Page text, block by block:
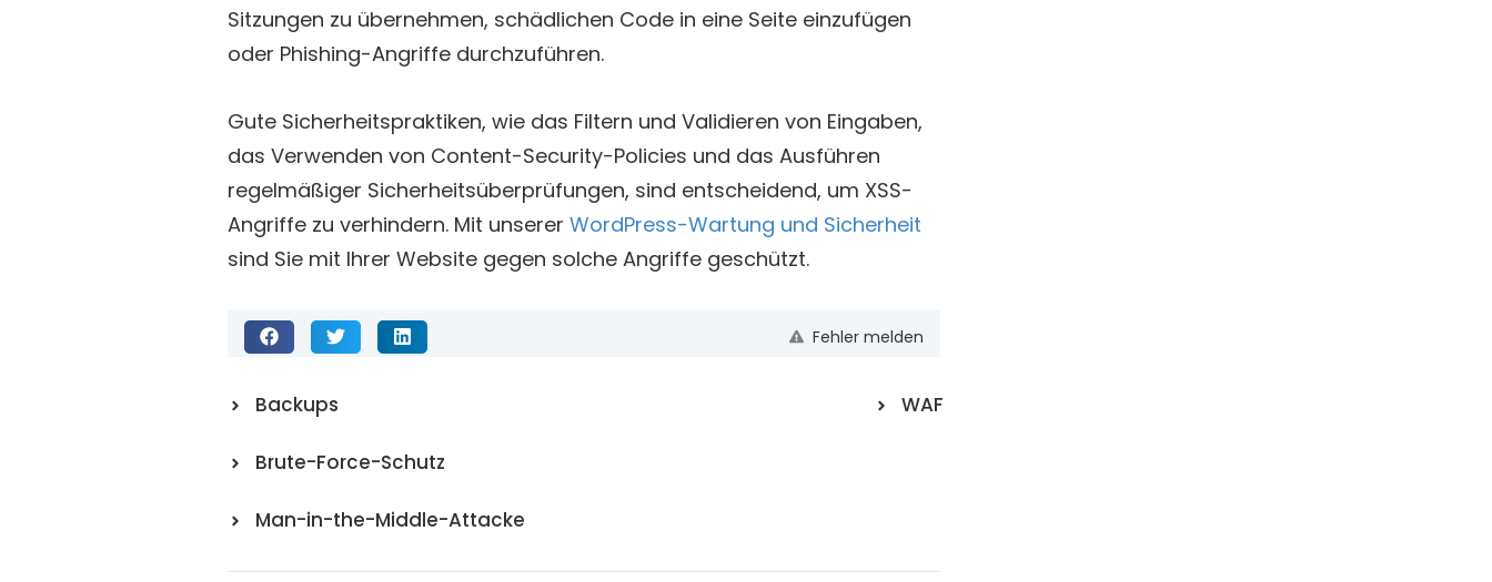
Sitzungen zu übernehmen, schädlichen Code in eine Seite einzufügen
oder Phishing-Angriffe durchzuführen.
Gute Sicherheitspraktiken, wie das Filtern und Validieren von Eingaben,
das Verwenden von Content-Security-Policies und das Ausführen
regelmäßiger Sicherheitsüberprüfungen, sind entscheidend, um XSS-
Angriffe zu verhindern. Mit unsererWordPress-Wartung und Sicherheit
sind Sie mit Ihrer Website gegen solche Angriffe geschützt.
Fehler melden
Backups
Brute-Force-Schutz
Man-in-the-Middle-Attacke
WAF